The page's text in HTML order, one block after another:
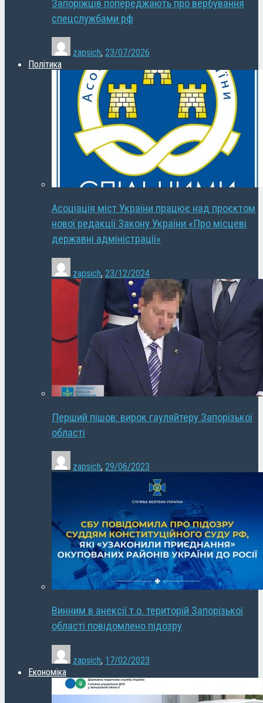
Запоріжців попереджають про вербування
спецслужбами рф
zapsich, 23/07/2026
Політика
Асоціація міст України працює над проєктом
нової редакції Закону України «Про місцеві
державні адміністрації»
zapsich, 23/12/2024
Перший пішов: вирок гауляйтеру Запорізької
області
zapsich, 29/06/2023
Винним в анексії т.о. територій Запорізької
області повідомлено підозру
zapsich, 17/02/2023
Економіка